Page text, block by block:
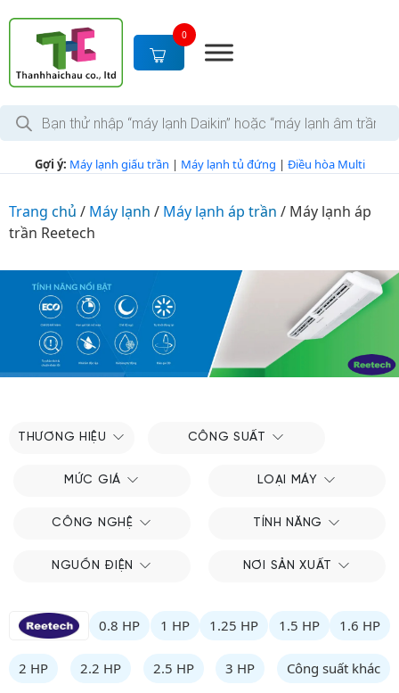
c
t
0
T
m
i
h
Gợi ý: Máy lạnh giấu trần | Máy lạnh tủ đứng | Điều hòa Multi
Trang chủ / Máy lạnh / Máy lạnh áp trần / Máy lạnh áp
trần Reetech
THƯƠNG HIỆU CÔNG SUẤT
MỨC GIÁ LOẠI MÁY
CÔNG NGHỆ TÍNH NĂNG
NGUỒN ĐIỆN NƠI SẢN XUẤT
0.8 HP 1 HP 1.25 HP 1.5 HP 1.6 HP
2 HP 2.2 HP 2.5 HP 3 HP Công suất khác